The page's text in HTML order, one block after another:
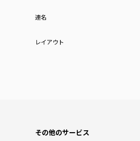
連名
レイアウト
その他のサービス